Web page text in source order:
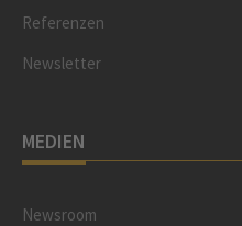
Referenzen
Newsletter
MEDIEN
Newsroom